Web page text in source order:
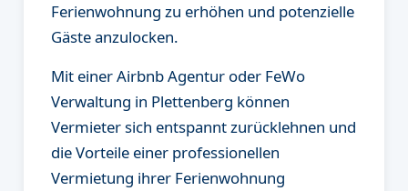
Ferienwohnung zu erhöhen und potenzielle
Gäste anzulocken.
Mit einer Airbnb Agentur oder FeWo
Verwaltung in Plettenberg können
Vermieter sich entspannt zurücklehnen und
die Vorteile einer professionellen
Vermietung ihrer Ferienwohnung